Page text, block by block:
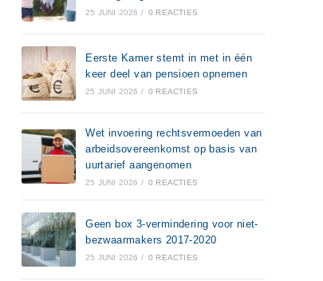
25 JUNI 2026 / 0 REACTIES
Eerste Kamer stemt in met in één
keer deel van pensioen opnemen
25 JUNI 2026 / 0 REACTIES
Wet invoering rechtsvermoeden van
arbeidsovereenkomst op basis van
uurtarief aangenomen
25 JUNI 2026 / 0 REACTIES
Geen box 3-vermindering voor niet-
bezwaarmakers 2017-2020
25 JUNI 2026 / 0 REACTIES